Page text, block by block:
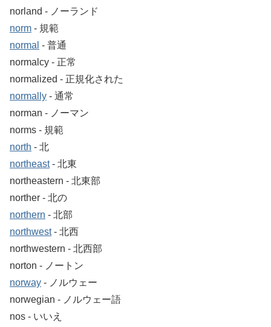
norland ‐ ノーランド
norm ‐ 規範
normal ‐ 普通
normalcy ‐ 正常
normalized ‐ 正規化された
normally ‐ 通常
norman ‐ ノーマン
norms ‐ 規範
north ‐ 北
northeast‐ 北東
northeastern ‐ 北東部
norther ‐ 北の
northern ‐ 北部
northwest‐ 北西
northwestern ‐ 北西部
norton ‐ ノートン
norway ‐ ノルウェー
norwegian ‐ ノルウェー語
nos ‐ いいえ